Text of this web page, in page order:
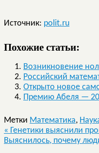
Источник: polit.ru
Похожие статьи:
Возникновение
Российский
Открыто новое
Премию Абеля —
Метки Математика,
« Генетики выяснили
Выяснилось, почему